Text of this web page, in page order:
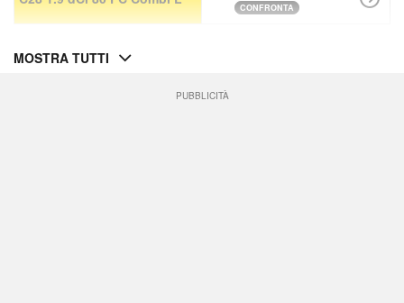
CONFRONTA
MOSTRA TUTTI
PUBBLICITÀ